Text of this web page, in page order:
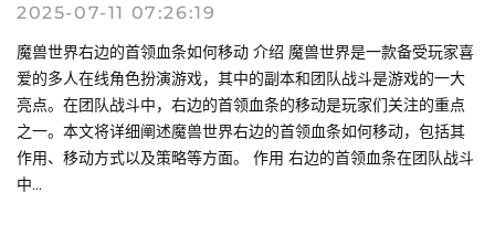
2025-07-11 07:26:19
魔兽世界右边的首领血条如何移动 介绍 魔兽世界是一款备受玩家喜
爱的多人在线角色扮演游戏，其中的副本和团队战斗是游戏的一大
亮点。在团队战斗中，右边的首领血条的移动是玩家们关注的重点
之一。本文将详细阐述魔兽世界右边的首领血条如何移动，包括其
作用、移动方式以及策略等方面。 作用 右边的首领血条在团队战斗
中...